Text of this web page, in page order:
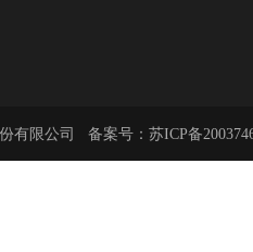
有限公司 备案号： 苏ICP备